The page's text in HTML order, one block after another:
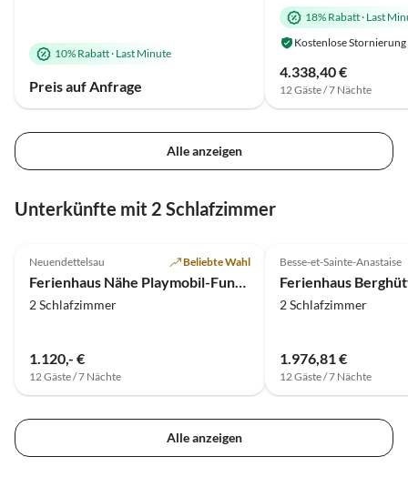
10% Rabatt· Last Minute
Preis auf Anfrage
18% Rabatt· Last
Kostenlose Stornierung
4.338,40 €
12 Gäste / 7 Nächte
Alle anzeigen
Unterkünfte mit 2 Schlafzimmer
Neuendettelsau Beliebte Wahl
Ferienhaus Nähe Playmobil-Funpark
2 Schlafzimmer
1.120,- €
12 Gäste / 7 Nächte
Besse-et-Sainte-Anastaise
2 Schlafzimmer
1.976,81 €
12 Gäste / 7 Nächte
Alle anzeigen